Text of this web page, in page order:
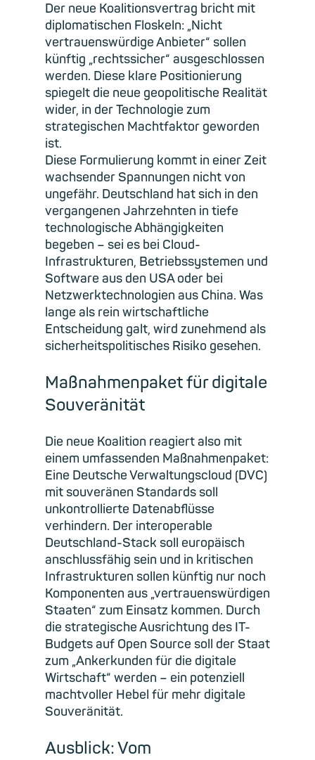
Der neue Koalitionsvertrag bricht mit
diplomatischen Floskeln: „Nicht
vertrauenswürdige Anbieter“ sollen
künftig „rechtssicher“ ausgeschlossen
werden. Diese klare Positionierung
spiegelt die neue geopolitische Realität
wider, in der Technologie zum
strategischen Machtfaktor geworden
ist.
Diese Formulierung kommt in einer Zeit
wachsender Spannungen nicht von
ungefähr. Deutschland hat sich in den
vergangenen Jahrzehnten in tiefe
technologische Abhängigkeiten
begeben – sei es bei Cloud-
Infrastrukturen, Betriebssystemen und
Software aus den USA oder bei
Netzwerktechnologien aus China. Was
lange als rein wirtschaftliche
Entscheidung galt, wird zunehmend als
sicherheitspolitisches Risiko gesehen.
Maßnahmenpaket für digitale
Souveränität
Die neue Koalition reagiert also mit
einem umfassenden Maßnahmenpaket:
Eine Deutsche Verwaltungscloud (DVC)
mit souveränen Standards soll
unkontrollierte Datenabflüsse
verhindern. Der interoperable
Deutschland-Stack soll europäisch
anschlussfähig sein und in kritischen
Infrastrukturen sollen künftig nur noch
Komponenten aus „vertrauenswürdigen
Staaten“ zum Einsatz kommen. Durch
die strategische Ausrichtung des IT-
Budgets auf Open Source soll der Staat
zum „Ankerkunden für die digitale
Wirtschaft“ werden – ein potenziell
machtvoller Hebel für mehr digitale
Souveränität.
Ausblick: Vom